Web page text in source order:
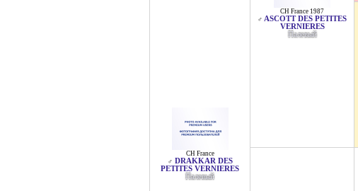
CH France
♂ DRAKKAR DES
PETITES VERNIERES
Палевый
CH France 1987
♂ ASCOTT DES PETITES
VERNIERES
Палевый